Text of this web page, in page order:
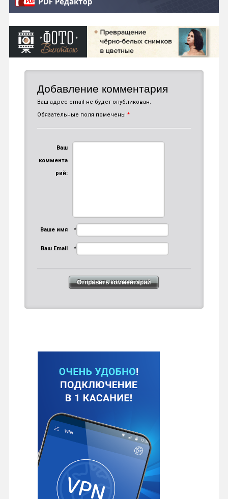
Добавление комментария
Ваш адрес email не будет опубликован.
Обязательные поля помечены *
Ваш
коммента
рий:
Ваше имя *
Ваш Email *